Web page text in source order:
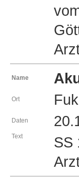
Name
Ort
Daten
Text
SS